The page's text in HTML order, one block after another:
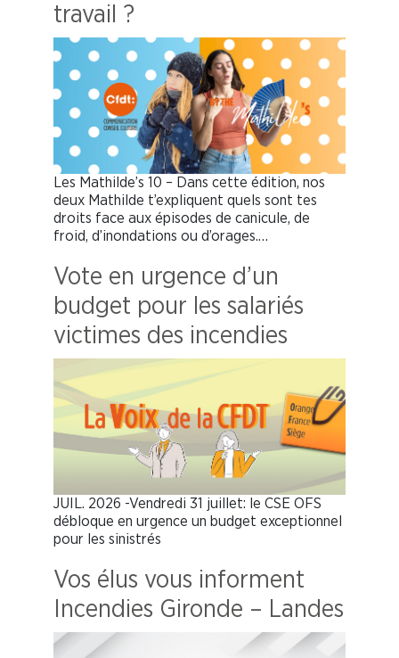
travail ?
Les Mathilde’s 10 – Dans cette édition, nos
deux Mathilde t’expliquent quels sont tes
droits face aux épisodes de canicule, de
froid, d’inondations ou d’orages.…
Vote en urgence d’un
budget pour les salariés
victimes des incendies
JUIL. 2026 -Vendredi 31 juillet: le CSE OFS
débloque en urgence un budget exceptionnel
pour les sinistrés
Vos élus vous informent
Incendies Gironde – Landes